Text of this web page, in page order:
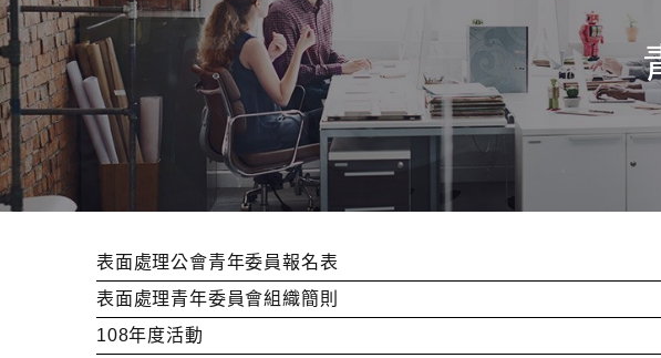
表面處理公會青年委員報名表
表面處理青年委員會組織簡則
108年度活動